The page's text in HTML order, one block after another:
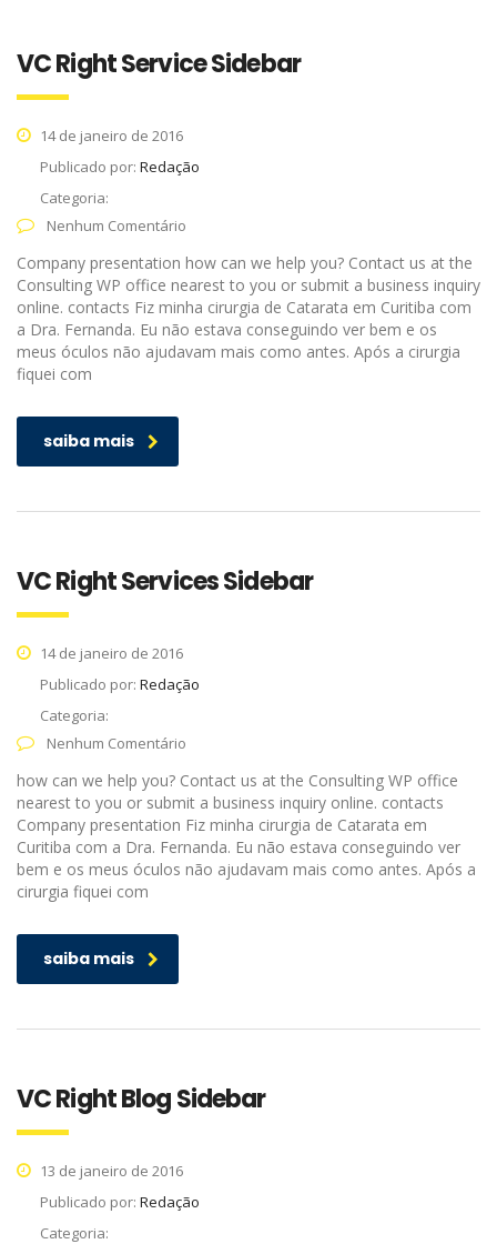
VC Right Service Sidebar
14 de janeiro de 2016
Publicado por: Redação
Categoria:
Nenhum Comentário
Company presentation how can we help you? Contact us at the
Consulting WP office nearest to you or submit a business inquiry
online. contacts Fiz minha cirurgia de Catarata em Curitiba com
a Dra. Fernanda. Eu não estava conseguindo ver bem e os
meus óculos não ajudavam mais como antes. Após a cirurgia
fiquei com
saiba mais
VC Right Services Sidebar
14 de janeiro de 2016
Publicado por: Redação
Categoria:
Nenhum Comentário
how can we help you? Contact us at the Consulting WP office
nearest to you or submit a business inquiry online. contacts
Company presentation Fiz minha cirurgia de Catarata em
Curitiba com a Dra. Fernanda. Eu não estava conseguindo ver
bem e os meus óculos não ajudavam mais como antes. Após a
cirurgia fiquei com
saiba mais
VC Right Blog Sidebar
13 de janeiro de 2016
Publicado por: Redação
Categoria: